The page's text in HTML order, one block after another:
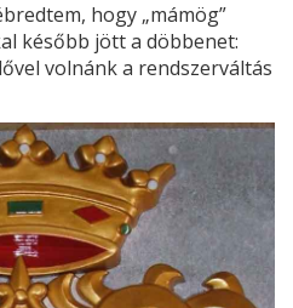
hogy „mámög”
később jött a döbbenet:
volnánk a rendszerváltás
volt ez…?